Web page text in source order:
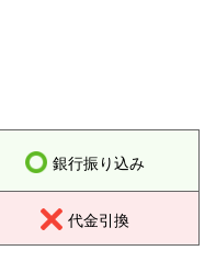
銀行振り込み
代金引換